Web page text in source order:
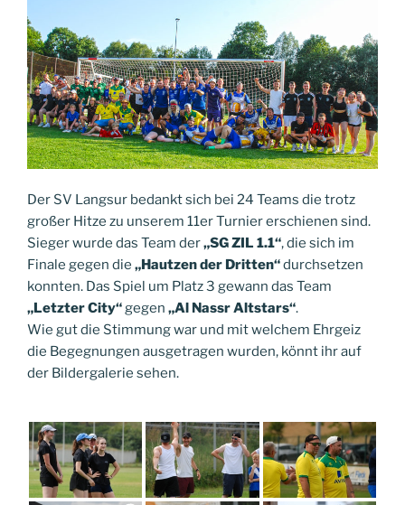
Der SV Langsur bedankt sich bei 24 Teams die trotz
großer Hitze zu unserem 11er Turnier erschienen sind.
Sieger wurde das Team der„SG ZIL 1.1“, die sich im
Finale gegen die „Hautzen der Dritten“durchsetzen
konnten. Das Spiel um Platz 3 gewann das Team
„Letzter City“gegen „Al Nassr Altstars“.
Wie gut die Stimmung war und mit welchem Ehrgeiz
die Begegnungen ausgetragen wurden, könnt ihr auf
der Bildergalerie sehen.